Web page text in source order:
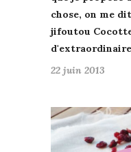
chose, on me
jifoutou
d'extraordinaire
22 juin 2013